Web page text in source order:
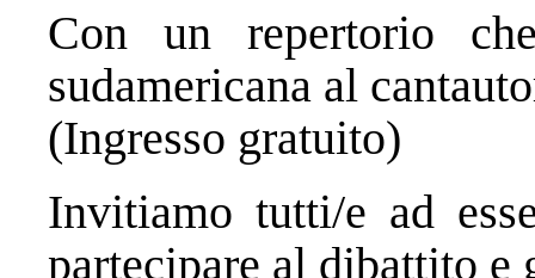
Con un repertorio
sudamericana al
(Ingresso gratuito)
Invitiamo tutti/e ad
partecipare al dibattito e